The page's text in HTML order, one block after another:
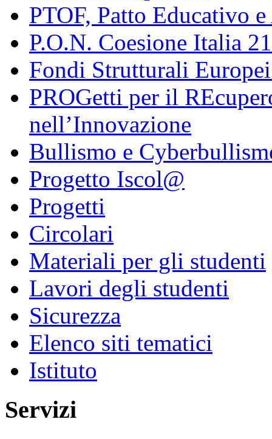
PTOF, Patto Educativo
P.O.N. Coesione Italia
Fondi Strutturali
PROGetti per il
nell’Innovazione
Bullismo e
Progetto Iscol@
Progetti
Circolari
Materiali per gli studenti
Lavori degli studenti
Sicurezza
Elenco siti tematici
Istituto
Servizi